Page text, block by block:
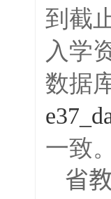
到截
入学
数据
一致。
省